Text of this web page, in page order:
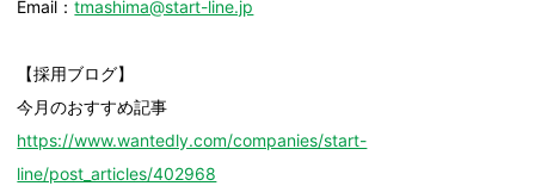
Email：tmashima@start-line.jp
【採用ブログ】
今月のおすすめ記事
https://www.wantedly.com/companies/start-
line/post_articles/402968